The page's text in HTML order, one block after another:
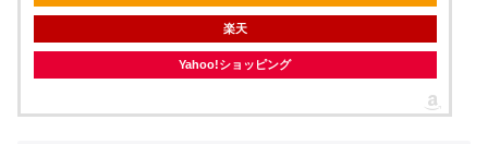
楽天
Yahoo!ショッピング